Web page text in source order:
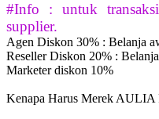
#Info : untuk
supplier.
Agen Diskon 30% : Belanja
Reseller Diskon 20% :
Marketer diskon 10%
Kenapa Harus Merek